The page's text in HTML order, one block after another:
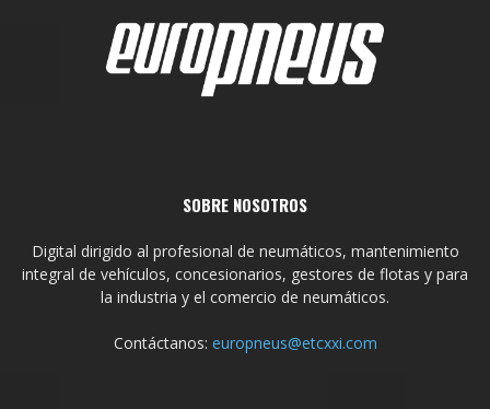
SOBRE NOSOTROS
Digital dirigido al profesional de neumáticos, mantenimiento
integral de vehículos, concesionarios, gestores de flotas y para
la industria y el comercio de neumáticos.
Contáctanos: europneus@etcxxi.com